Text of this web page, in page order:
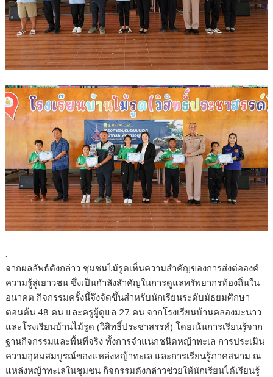
.
จากผลลัพธ์ดังกล่าว ชุมชนไม้รูดเห็นความสำคัญของการส่งต่อองค์
ความรู้สู่เยาวชน ซึ่งเป็นกำลังสำคัญในการดูแลทรัพยากรท้องถิ่นใน
อนาคต กิจกรรมครั้งนี้จึงจัดขึ้นสำหรับนักเรียนระดับมัธยมศึกษา
ตอนต้น 48 คน และครูผู้ดูแล 27 คน จากโรงเรียนบ้านคลองมะนาว
และโรงเรียนบ้านไม้รูด (วิสิทธิ์ประชาสรรค์) โดยเน้นการเรียนรู้จาก
ฐานกิจกรรมและพื้นที่จริง ทั้งการจำแนกชนิดหญ้าทะเล การประเมิน
ความอุดมสมบูรณ์ของแหล่งหญ้าทะเล และการเรียนรู้ภาคสนาม ณ
แหล่งหญ้าทะเลในชุมชน กิจกรรมดังกล่าวช่วยให้นักเรียนได้เรียนรู้